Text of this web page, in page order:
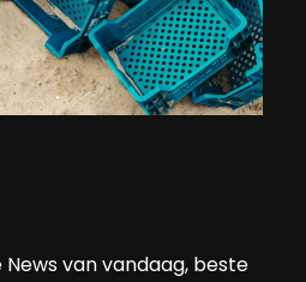
van vandaag, beste